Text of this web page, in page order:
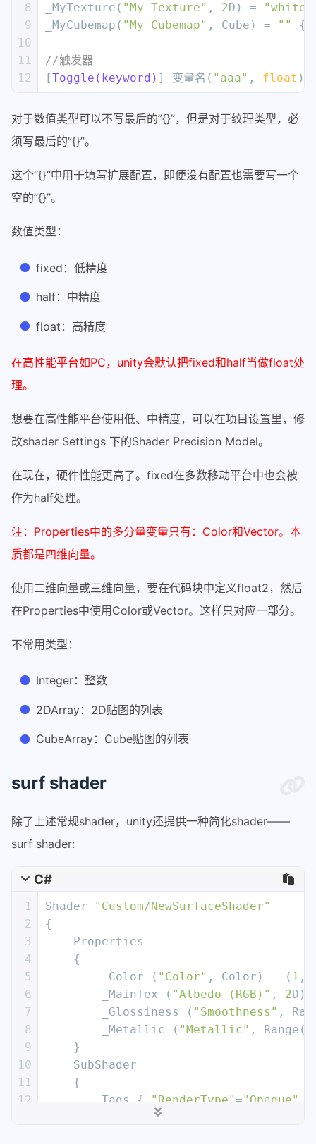
8
9
10
11
12
_MyTexture( "My Texture" , 2D) = "white"
_MyCubemap( "My Cubemap" , Cube) = ""
//触发器
[Toggle(keyword) ] 变量名( "aaa" , float )
对于数值类型可以不写最后的”{}”，但是对于纹理类型，必
须写最后的”{}”。
这个”{}”中用于填写扩展配置，即便没有配置也需要写一个
空的”{}”。
数值类型：
fixed：低精度
half：中精度
float：高精度
在高性能平台如PC，unity会默认把fixed和half当做float处
理。
想要在高性能平台使用低、中精度，可以在项目设置里，修
改shader Settings 下的Shader Precision Model。
在现在，硬件性能更高了。fixed在多数移动平台中也会被
作为half处理。
注：Properties中的多分量变量只有：Color和Vector。本
质都是四维向量。
使用二维向量或三维向量，要在代码块中定义float2，然后
在Properties中使用Color或Vector。这样只对应一部分。
不常用类型：
Integer：整数
2DArray：2D贴图的列表
CubeArray：Cube贴图的列表
surf shader
除了上述常规shader，unity还提供一种简化shader——
surf shader:
C#
1
2
3
4
5
6
7
8
9
10
11
12
Shader
"Custom/NewSurfaceShader"
{
    Properties
    {
        _Color (
"Color" , Color) = ( 1 ,
        _MainTex (
"Albedo (RGB)" , 2D)
        _Glossiness (
"Smoothness" ,
        _Metallic (
"Metallic" , Range(
    }
    SubShader
    {
        Tags {
"RenderType"="Opaque"